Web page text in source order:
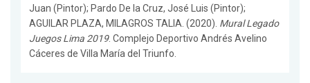
Juan (Pintor); Pardo De la Cruz, José Luis (Pintor);
AGUILAR PLAZA, MILAGROS TALIA. (2020). Mural Legado
Juegos Lima 2019. Complejo Deportivo Andrés Avelino
Cáceres de Villa María del Triunfo.